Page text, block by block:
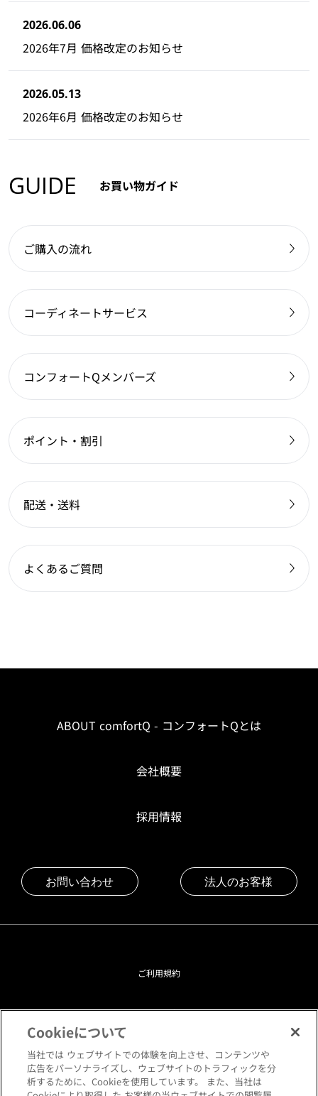
2026.06.06
2026年7月 価格改定のお知らせ
2026.05.13
2026年6月 価格改定のお知らせ
GUIDE お買い物ガイド
ご購入の流れ
コーディネートサービス
コンフォートQメンバーズ
ポイント・割引
配送・送料
よくあるご質問
ABOUT comfortQ - コンフォートQとは
会社概要
採用情報
お問い合わせ 法人のお客様
ご利用規約
プライバシーポリシー
クッキーポリシー
閲覧環境について
Cookieについて
当社では ウェブサイトでの体験を向上させ、コンテンツや
広告をパーソナライズし、ウェブサイトのトラフィックを分
析するために、Cookieを使用しています。 また、当社は